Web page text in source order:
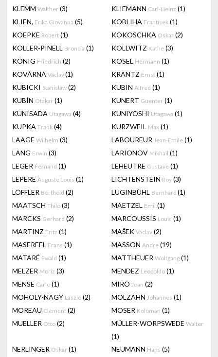
KLEMM Walther (3) KLIEMANN Carl-Heinz (1)
KLIEN, Erika Giovanna (5) KOBLIHA Frantisek (1)
KOEPKE Robert (1) KOKOSCHKA Oskar (2)
KOLLER-PINELL Broncia (1) KOLLWITZ Käthe (3)
KÖNIG Friedrich (2) KOSEL Hermann (1)
KOVÁRNA Václav(1) KRANTZ Ernst (1)
KUBICKI Stanislaw (2) KUBIN Alfred (1)
KUBÍN Otakar (1) KUNERT Guenter (1)
KUNISADA Utagawa (4) KUNIYOSHI Utagawa (1)
KUPKA Frank (4) KURZWEIL Max (1)
LAAGE Wilhelm (3) LABOUREUR Jean-Emile (1)
LANG Erwin (3) LARIONOV Mikhail (1)
LEGER Fernand (1) LEHEUTRE Gustave (1)
LEPERE Auguste Louis (1) LICHTENSTEIN Roy (3)
LÖFFLER Berthold (2) LUGINBÜHL Bernhard (1)
MAATSCH Thilo (3) MAETZEL Emil (1)
MARCKS Gerhard (2) MARCOUSSIS Louis (1)
MARTINZ Fritz (1) MAŠEK Václav (2)
MASEREEL Frans (1) MASSON Andre (19)
MATARÉ Ewald (1) MATTHEUER Wolfgang (1)
MELZER Moriz (3) MENDEZ Leopoldo (1)
MENSE Carlo (1) MIRÓ Joan (2)
MOHOLY-NAGY László (2) MOLZAHN Johannes (1)
MOREAU Clément (2) MOSER Koloman (1)
MUELLER Otto (2) MÜLLER-WORPSWEDE Walter
(1)
NERLINGER Oskar (1) NEUMANN Hans (5)